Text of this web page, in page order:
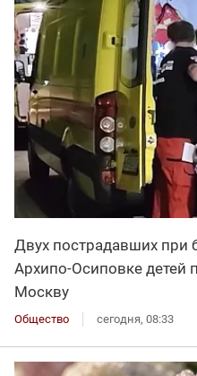
Двух пострадавших при
Архипо-Осиповке детей
Москву
Общество сегодня, 08:33